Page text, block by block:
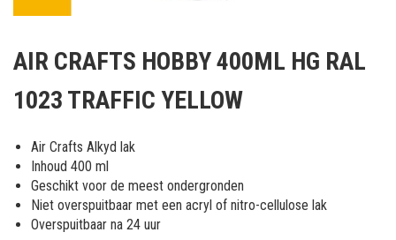
het
van
afbeeldingen-
gallerij
AIR CRAFTS HOBBY 400ML HG RAL
1023 TRAFFIC YELLOW
Air Crafts Alkyd lak
Inhoud 400 ml
Geschikt voor de meest ondergronden
Niet overspuitbaar met een acryl of nitro-cellulose lak
Overspuitbaar na 24 uur